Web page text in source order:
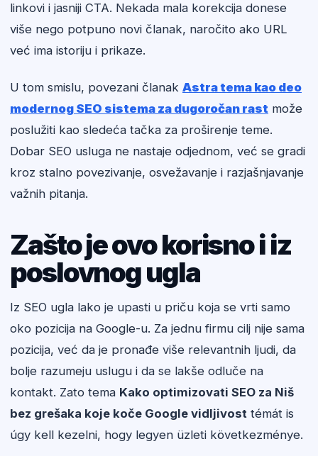
linkovi i jasniji CTA. Nekada mala korekcija donese
više nego potpuno novi članak, naročito ako URL
već ima istoriju i prikaze.
U tom smislu, povezani članak Astra tema kao deo
modernog SEO sistema za dugoročan rast može
poslužiti kao sledeća tačka za proširenje teme.
Dobar SEO usluga ne nastaje odjednom, već se gradi
kroz stalno povezivanje, osvežavanje i razjašnjavanje
važnih pitanja.
Zašto je ovo korisno i iz
poslovnog ugla
Iz SEO ugla lako je upasti u priču koja se vrti samo
oko pozicija na Google-u. Za jednu firmu cilj nije sama
pozicija, već da je pronađe više relevantnih ljudi, da
bolje razumeju uslugu i da se lakše odluče na
kontakt. Zato tema Kako optimizovati SEO za Niš
bez grešaka koje koče Google vidljivost témát is
úgy kell kezelni, hogy legyen üzleti következménye.